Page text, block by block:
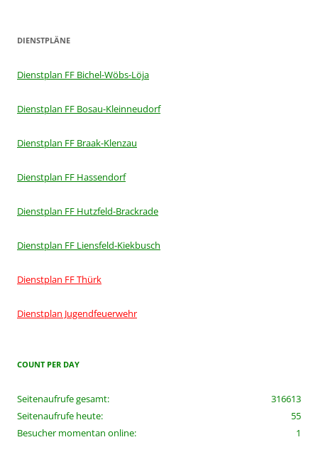
DIENSTPLÄNE
Dienstplan FF Bichel-Wöbs-Löja
Dienstplan FF Bosau-Kleinneudorf
Dienstplan FF Braak-Klenzau
Dienstplan FF Hassendorf
Dienstplan FF Hutzfeld-Brackrade
Dienstplan FF Liensfeld-Kiekbusch
Dienstplan FF Thürk
Dienstplan Jugendfeuerwehr
COUNT PER DAY
316613
Seitenaufrufe gesamt:
55
Seitenaufrufe heute:
1
Besucher momentan online: